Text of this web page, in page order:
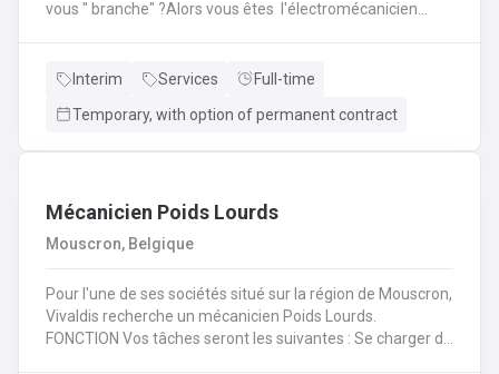
vous " branche" ?Alors vous êtes l'électromécanicien
charge de différentes missions en intervention directe
chantiers en région liégeoise de notre client.
Interim Services
Full-time
Temporary, with option of permanent contract
Mécanicien Poids Lourds
Mouscron, Belgique
Pour l'une de ses sociétés situé sur la région de Mouscron,
Vivaldis recherche un mécanicien Poids Lourds.
FONCTION Vos tâches seront les suivantes : Se charger du